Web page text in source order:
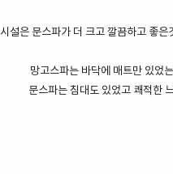
시설은 문스파가 더 크고 깔끔하고 좋은
망고스파는 바닥에 매트만 있었는
문스파는 침대도 있었고 쾌적한